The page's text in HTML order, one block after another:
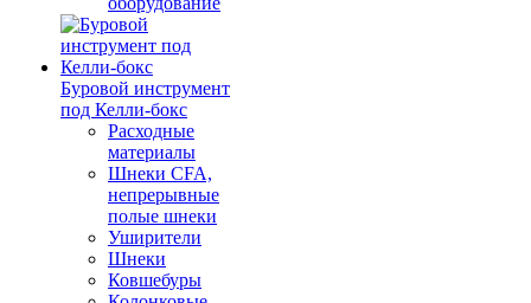
Буровой инструмент
под Келли-бокс
Расходные
материалы
Шнеки CFA,
непрерывные
полые шнеки
Уширители
Шнеки
Ковшебуры